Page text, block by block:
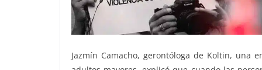
Jazmín Camacho, gerontóloga de Koltin, una